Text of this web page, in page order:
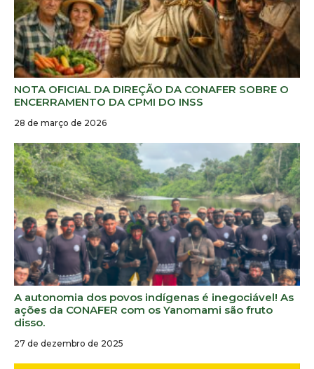
NOTA OFICIAL DA DIREÇÃO DA CONAFER SOBRE O
ENCERRAMENTO DA CPMI DO INSS
28 de março de 2026
A autonomia dos povos indígenas é inegociável! As
ações da CONAFER com os Yanomami são fruto
disso.
27 de dezembro de 2025